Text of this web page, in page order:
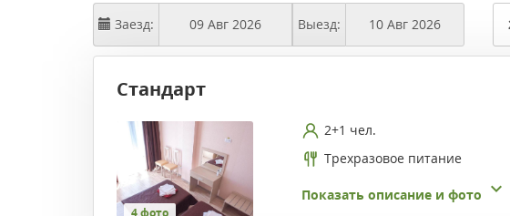
Заезд: Выезд:
Стандарт
4 фото
2+1 чел.
Трехразовое питание
Показать описание и фото